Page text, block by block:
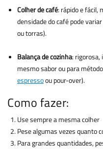
Colher de café: rápido e fácil,
densidade do café pode
ou torras).
Balança de cozinha: rigorosa,
mesmo sabor ou para
espressoou pour-over).
Como fazer:
Use sempre a mesma colher
Pese algumas vezes quanto
Para grandes quantidades,